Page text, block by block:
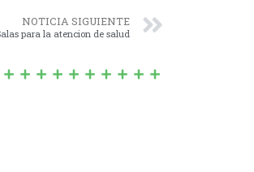
NOTICIA SIGUIENTE
para la atencion de salud